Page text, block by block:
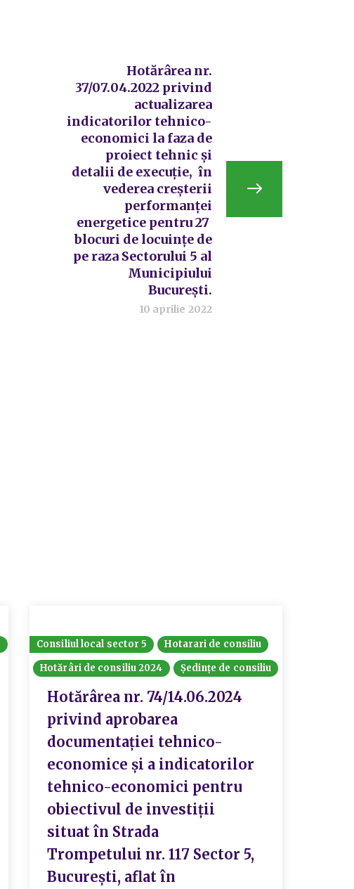
Hotărârea nr.
37/07.04.2022 privind
actualizarea
indicatorilor tehnico-
economici la faza de
proiect tehnic și
detalii de execuție, în
vederea creșterii
performanței
energetice pentru 27
blocuri de locuințe de
pe raza Sectorului 5 al
Municipiului
București.
10 aprilie 2022
Consiliul local sector 5
Hotarari de consiliu
Hotărâri de consiliu 2024
Ședințe de consiliu
Hotărârea nr. 74/14.06.2024
privind aprobarea
documentației tehnico-
economice și a indicatorilor
tehnico-economici pentru
obiectivul de investiții
situat în Strada
Trompetului nr. 117 Sector 5,
București, aflat în